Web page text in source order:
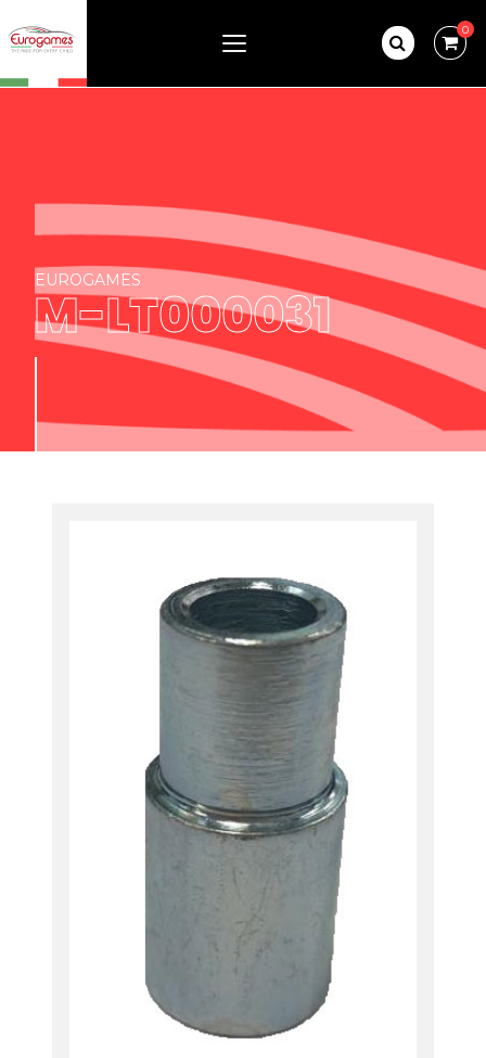
0
EUROGAMES
M-LT000031